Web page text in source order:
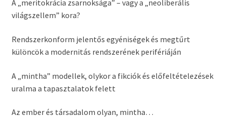
A „meritokrácia zsarnoksága” – vagy a „neoliberális
világszellem” kora?
Rendszerkonform jelentős egyéniségek és megtűrt
különcök a modernitás rendszerének perifériáján
A „mintha” modellek, olykor a fikciók és előfeltételezések
uralma a tapasztalatok felett
Az ember és társadalom olyan, mintha…